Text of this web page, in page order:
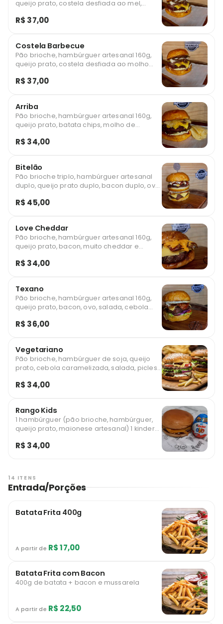
queijo prato, costela desfiada ao mel,
artesanal.
R$ 37,00
Costela Barbecue
Pão brioche, hambúrguer artesanal 160g,
queijo prato, costela desfiada ao molho
R$ 37,00
Arriba
Pão brioche, hambúrguer artesanal 160g,
queijo prato, batata chips, molho de
R$ 34,00
Bitelão
Pão brioche triplo, hambúrguer artesanal
duplo, queijo prato duplo, bacon duplo, ovo,
artesanal.
R$ 45,00
Love Cheddar
Pão brioche, hambúrguer artesanal 160g,
queijo prato, bacon, muito cheddar e
R$ 34,00
Texano
Pão brioche, hambúrguer artesanal 160g,
queijo prato, bacon, ovo, salada, cebola
R$ 36,00
Vegetariano
Pão brioche, hambúrguer de soja, queijo
prato, cebola caramelizada, salada, picles
R$ 34,00
Rango Kids
1 hambúrguer (pão brioche, hambúrguer,
queijo prato, maionese artesanal) 1 kinder
R$ 34,00
14 ITENS
Entrada/Porções
Batata Frita 400g
A partir de R$ 17,00
Batata Frita com Bacon
400g de batata + bacon e mussarela
A partir de R$ 22,50